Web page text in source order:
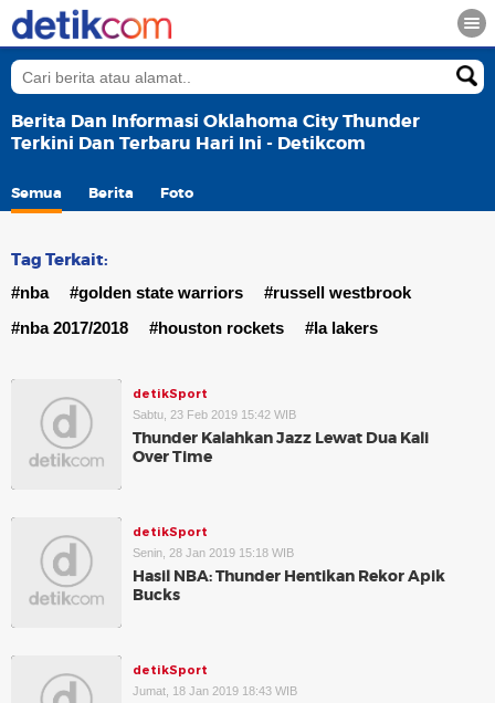
Berita Dan Informasi Oklahoma City Thunder
Terkini Dan Terbaru Hari Ini - Detikcom
Semua Berita Foto
Tag Terkait:
#nba #golden state warriors
#russell westbrook
#nba 2017/2018
#houston rockets #la lakers
detikSport
Sabtu, 23 Feb 2019 15:42 WIB
Thunder Kalahkan Jazz Lewat Dua Kali
Over Time
detikSport
Senin, 28 Jan 2019 15:18 WIB
Hasil NBA: Thunder Hentikan Rekor Apik
Bucks
detikSport
Jumat, 18 Jan 2019 18:43 WIB